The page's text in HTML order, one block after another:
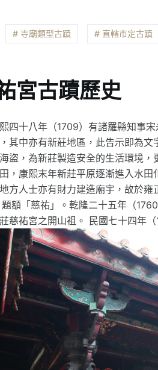
# 寺廟類型古蹟 # 直轄市定古蹟
宮古蹟歷史
四十八年（1709）有諸羅縣知事
其中亦有新莊地區，此告示即為
盜，為新莊製造安全的生活環境
，康熙末年新莊平原逐漸進入水
方人士亦有財力建造廟宇，故於
額「慈祐」。乾隆二十五年（
慈祐宮之開山祖。 民國七十四年